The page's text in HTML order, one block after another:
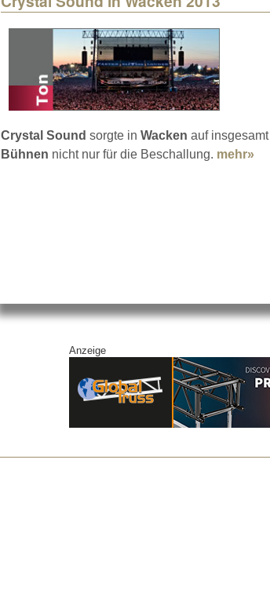
Crystal Sound sorgte in Wacken auf insgesamt
Bühnen nicht nur für die Beschallung. mehr»
Anzeige